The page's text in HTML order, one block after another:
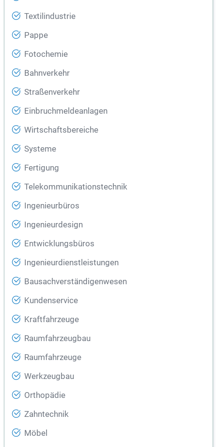
Textilindustrie
Pappe
Fotochemie
Bahnverkehr
Straßenverkehr
Einbruchmeldeanlagen
Wirtschaftsbereiche
Systeme
Fertigung
Telekommunikationstechnik
Ingenieurbüros
Ingenieurdesign
Entwicklungsbüros
Ingenieurdienstleistungen
Bausachverständigenwesen
Kundenservice
Kraftfahrzeuge
Raumfahrzeugbau
Raumfahrzeuge
Werkzeugbau
Orthopädie
Zahntechnik
Möbel